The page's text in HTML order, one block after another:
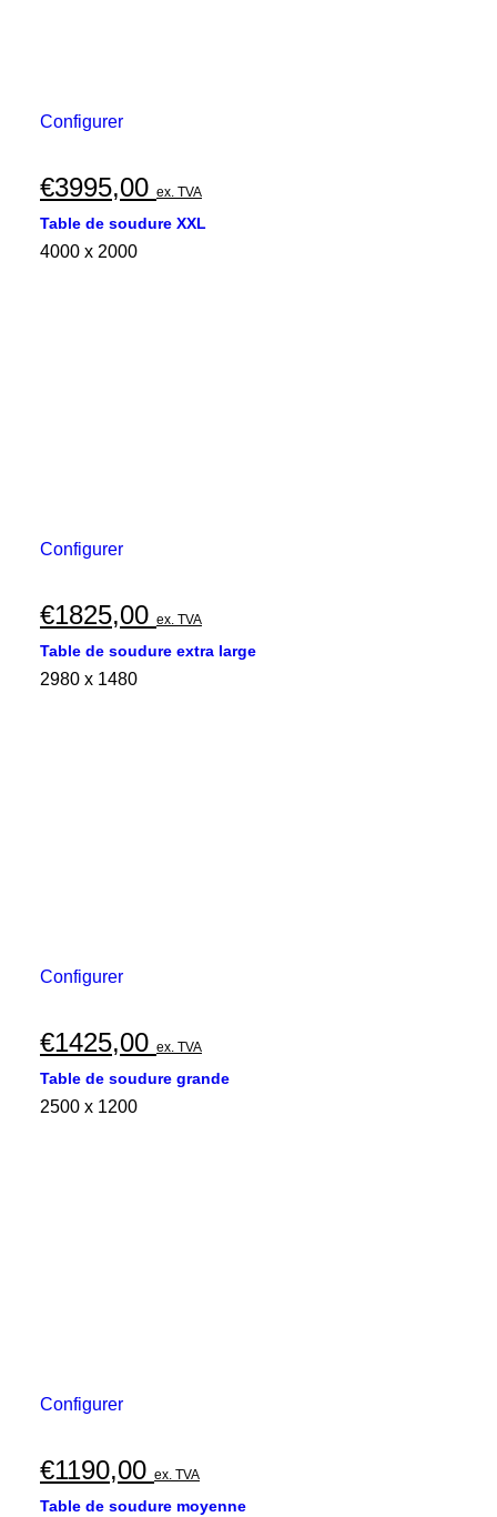
Configurer
€3995,00 ex. TVA
Table de soudure XXL
4000 x 2000
Configurer
€1825,00 ex. TVA
Table de soudure extra large
2980 x 1480
Configurer
€1425,00 ex. TVA
Table de soudure grande
2500 x 1200
Configurer
€1190,00 ex. TVA
Table de soudure moyenne